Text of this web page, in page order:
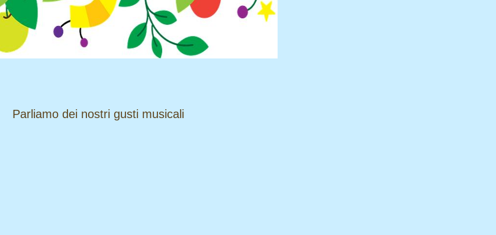
​​​​​​​Parliamo dei nostri gusti musicali